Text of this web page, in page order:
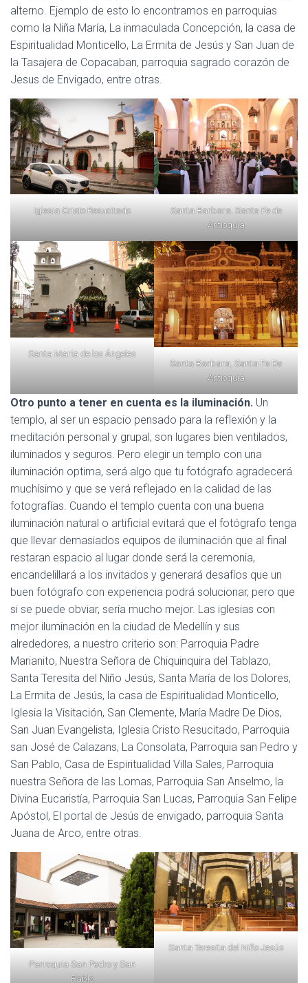
alterno. Ejemplo de esto lo encontramos en parroquias
como la Niña María, La inmaculada Concepción, la casa de
Espiritualidad Monticello, La Ermita de Jesús y San Juan de
la Tasajera de Copacaban, parroquia sagrado corazón de
Jesus de Envigado, entre otras.
Iglesia Cristo Resucitado
Santa Barbara. Santa Fe de
Antioquia
Santa María de los Ángeles
Santa Barbara, Santa Fe De
Antioquia
Otro punto a tener en cuenta es la iluminación. Un
templo, al ser un espacio pensado para la reflexión y la
meditación personal y grupal, son lugares bien ventilados,
iluminados y seguros. Pero elegir un templo con una
iluminación optima, será algo que tu fotógrafo agradecerá
muchísimo y que se verá reflejado en la calidad de las
fotografías. Cuando el templo cuenta con una buena
iluminación natural o artificial evitará que el fotógrafo tenga
que llevar demasiados equipos de iluminación que al final
restaran espacio al lugar donde será la ceremonia,
encandelillará a los invitados y generará desafíos que un
buen fotógrafo con experiencia podrá solucionar, pero que
si se puede obviar, sería mucho mejor. Las iglesias con
mejor iluminación en la ciudad de Medellín y sus
alrededores, a nuestro criterio son: Parroquia Padre
Marianito, Nuestra Señora de Chiquinquira del Tablazo,
Santa Teresita del Niño Jesús, Santa María de los Dolores,
La Ermita de Jesús, la casa de Espiritualidad Monticello,
Iglesia la Visitación, San Clemente, María Madre De Dios,
San Juan Evangelista, Iglesia Cristo Resucitado, Parroquia
san José de Calazans, La Consolata, Parroquia san Pedro y
San Pablo, Casa de Espiritualidad Villa Sales, Parroquia
nuestra Señora de las Lomas, Parroquia San Anselmo, la
Divina Eucaristía, Parroquia San Lucas, Parroquia San Felipe
Apóstol, El portal de Jesús de envigado, parroquia Santa
Juana de Arco, entre otras.
Parroquia San Pedro y San
Pablo
Santa Teresita del Niño Jesús